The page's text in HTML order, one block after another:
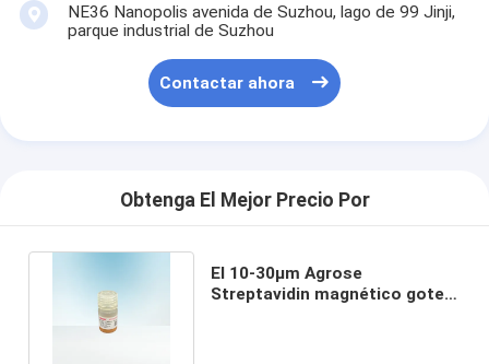
NE36 Nanopolis avenida de Suzhou, lago de 99 Jinji,
parque industrial de Suzhou
Contactar ahora
Obtenga El Mejor Precio Por
El 10-30μm Agrose
Streptavidin magnético gotea